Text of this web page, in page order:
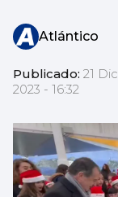
Atlántico
Publicado: 21
2023 - 16:32